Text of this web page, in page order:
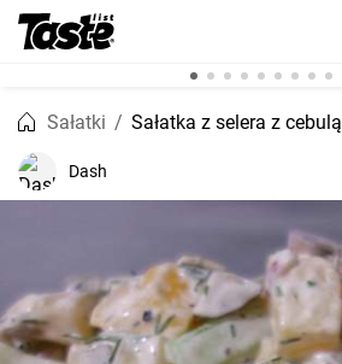
Sałatki Sałatka z selera z cebulą
Dash